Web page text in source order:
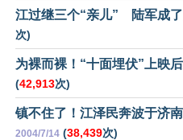
江过继三个“亲儿” 陆军成
次)
为裸而裸！“十面埋伏”上映
(42,913次)
镇不住了！江泽民奔波于济
2004/7/14 (38,439次)